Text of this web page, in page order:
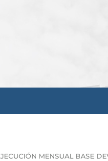
MENSUAL BASE